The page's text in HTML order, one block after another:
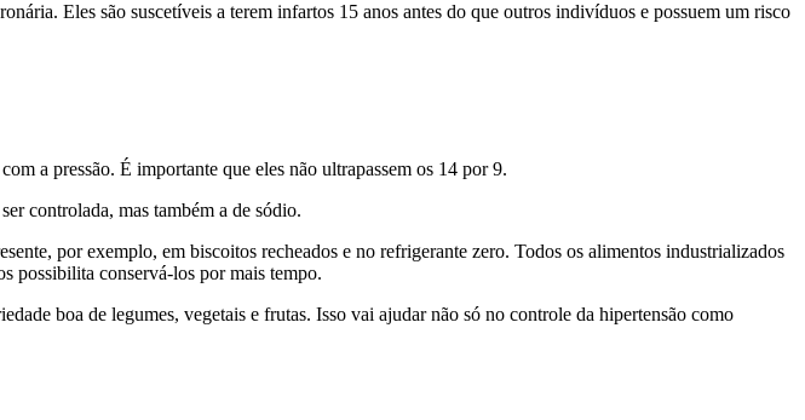
Eles são suscetíveis a terem infartos 15 anos antes do que outros indivíduos e possuem um risco
a pressão. É importante que eles não ultrapassem os 14 por 9.
controlada, mas também a de sódio.
por exemplo, em biscoitos recheados e no refrigerante zero. Todos os alimentos industrializados
possibilita conservá-los por mais tempo.
boa de legumes, vegetais e frutas. Isso vai ajudar não só no controle da hipertensão como